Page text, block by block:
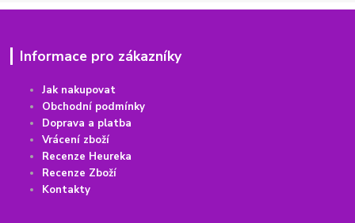
Informace pro zákazníky
Jak nakupovat
Obchodní podmínky
Doprava a platba
Vrácení zboží
Recenze Heureka
Recenze Zboží
Kontakty